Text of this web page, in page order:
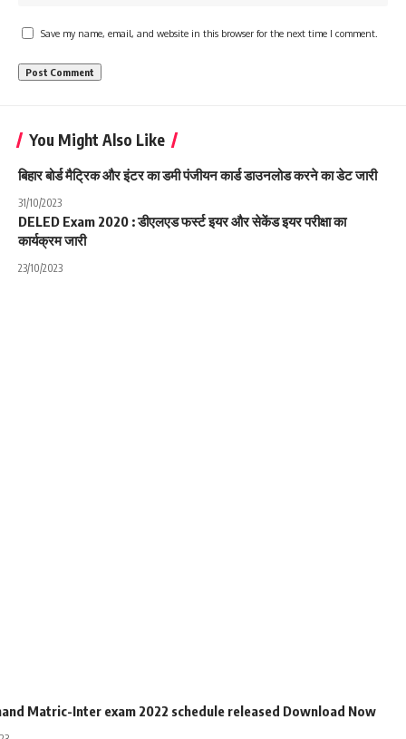
Save my name, email, and website in this browser for the next time I comment.
You Might Also Like
बिहार बोर्ड मैट्रिक और इंटर का डमी पंजीयन कार्ड डाउनलोड करने का डेट जारी
31/10/2023
DELED Exam 2020 : डीएलएड फर्स्ट इयर और सेकेंड इयर परीक्षा का
कार्यक्रम जारी
23/10/2023
Matric-Inter exam 2022 schedule released Download Now